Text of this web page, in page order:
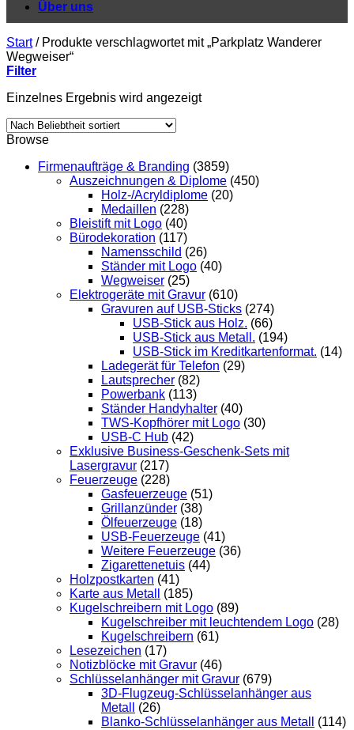
Über uns
Start /Produkte verschlagwortet mit „Parkplatz Wanderer
Wegweiser“
Filter
Einzelnes Ergebnis wird angezeigt
Browse
Firmenaufträge & Branding (3859)
Auszeichnungen & Diplome (450)
Holz-/Acryldiplome (20)
Medaillen (228)
Bleistift mit Logo (40)
Bürodekoration (117)
Namensschild (26)
Ständer mit Logo (40)
Wegweiser (25)
Elektrogeräte mit Gravur (610)
Gravuren auf USB-Sticks (274)
USB-Stick aus Holz. (66)
USB-Stick aus Metall. (194)
USB-Stick im Kreditkartenformat. (14)
Ladegerät für Telefon (29)
Lautsprecher (82)
Powerbank (113)
Ständer Handyhalter (40)
TWS-Kopfhörer mit Logo (30)
USB-C Hub (42)
Exklusive Business-Geschenk-Sets mit
Lasergravur (217)
Feuerzeuge (228)
Gasfeuerzeuge (51)
Grillanzünder (38)
Ölfeuerzeuge (18)
USB-Feuerzeuge (41)
Weitere Feuerzeuge (36)
Zigarettenetuis (44)
Holzpostkarten (41)
Karte aus Metall
(185)
Kugelschreibern mit Logo (89)
Kugelschreiber mit leuchtendem Logo (28)
Kugelschreibern (61)
Lesezeichen (17)
Notizblöcke mit Gravur (46)
Schlüsselanhänger mit Gravur (679)
3D-Flugzeug-Schlüsselanhänger aus
Metall
(26)
Blanko-Schlüsselanhänger aus Metall
(114)